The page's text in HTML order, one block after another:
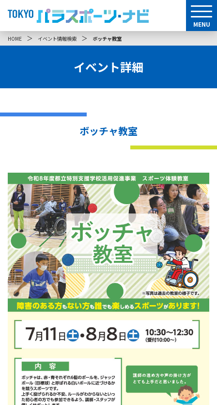
MENU
HOME ＞ イベント情報検索 ＞ ボッチャ教室
イベント詳細
ボッチャ教室